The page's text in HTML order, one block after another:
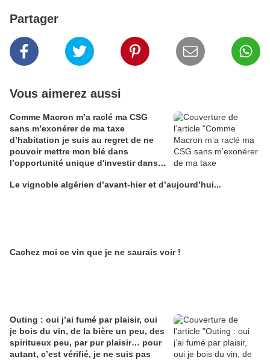
Partager
Vous aimerez aussi
Comme Macron m’a raclé ma CSG
sans m’exonérer de ma taxe
d’habitation je suis au regret de ne
pouvoir mettre mon blé dans
l’opportunité unique d'investir dans
Alain Edouard
Le vignoble algérien d’avant-hier et d’aujourd’hui...
Cachez moi ce vin que je ne saurais voir !
Outing : oui j’ai fumé par plaisir, oui
je bois du vin, de la bière un peu, des
spiritueux peu, par pur plaisir… pour
autant, c’est vérifié, je ne suis pas